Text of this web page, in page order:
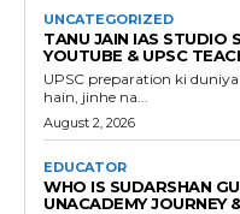
UNCATEGORIZED
TANU JAIN IAS STUDIO
YOUTUBE & UPSC
UPSC preparation ki
hain, jinhe na...
August 2, 2026
EDUCATOR
WHO IS SUDARSHAN
UNACADEMY JOURNEY